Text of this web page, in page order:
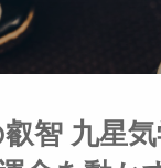
九星気学
す“気”の
智 九星